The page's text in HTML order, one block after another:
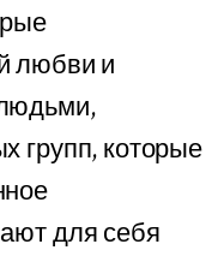
любви и
групп, которые
для себя